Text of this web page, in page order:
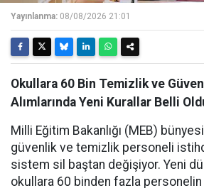
Yayınlanma: 08/08/2026 21:01
Okullara 60 Bin Temizlik ve
Alımlarında Yeni Kurallar Belli
Milli Eğitim Bakanlığı (MEB)
güvenlik ve temizlik personeli
sistem sil baştan değişiyor. Yeni
okullara 60 binden fazla personelin